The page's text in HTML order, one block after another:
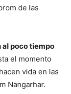
de las
poco tiempo
el momento
vida en las
Nangarhar.